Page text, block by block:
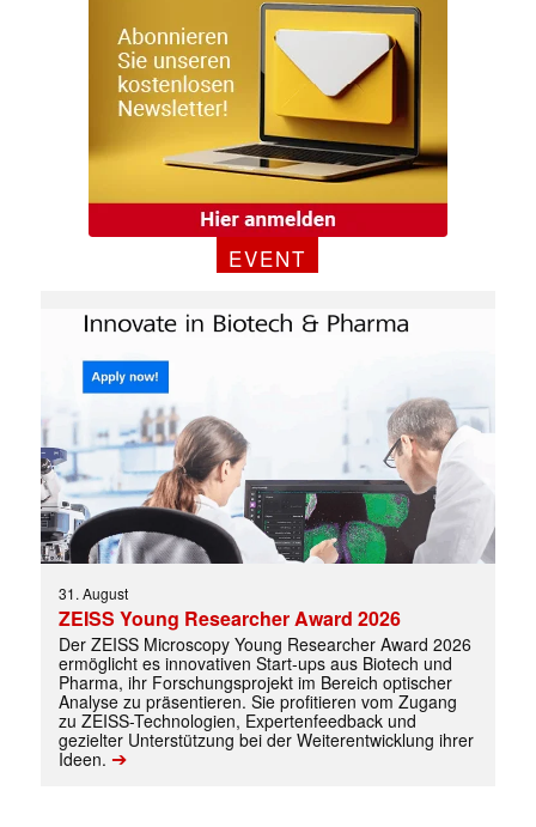
Mit dem |transkript-Newsletter
jede Woche aktuell informiert.
E-
Mail
(erforderlich)
EVENT
31. August
ZEISS Young Researcher Award 2026
Der ZEISS Microscopy Young Researcher Award 2026
ermöglicht es innovativen Start-ups aus Biotech und
Pharma, ihr Forschungsprojekt im Bereich optischer
Analyse zu präsentieren. Sie profitieren vom Zugang
zu ZEISS-Technologien, Expertenfeedback und
gezielter Unterstützung bei der Weiterentwicklung ihrer
Ideen. ➔